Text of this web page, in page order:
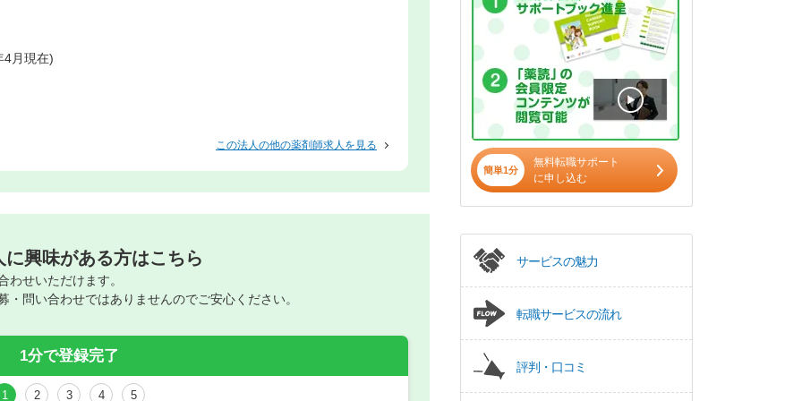
4月現在)
この法人の他の薬剤師求人を見る
に興味がある方はこちら
わせいただけます。
・問い合わせではありませんのでご安心ください。
1分で登録完了
1 2 3 4 5
簡単1分
無料転職サポート
に申し込む
サービスの魅力
転職サービスの流れ
評判・口コミ